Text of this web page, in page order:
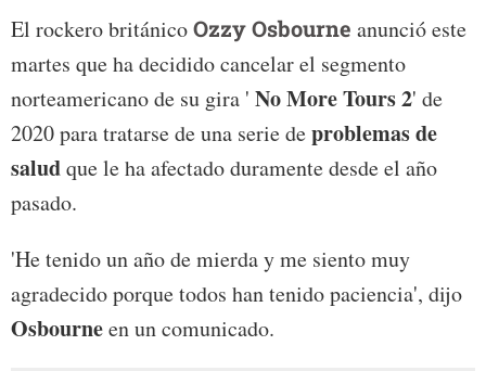
El rockero británicoOzzy Osbourne anunció este
martes que ha decidido cancelar el segmento
norteamericano de su gira ' No More Tours 2' de
2020 para tratarse de una serie deproblemas de
saludque le ha afectado duramente desde el año
pasado.
'He tenido un año de mierda y me siento muy
agradecido porque todos han tenido paciencia', dijo
Osbourneen un comunicado.